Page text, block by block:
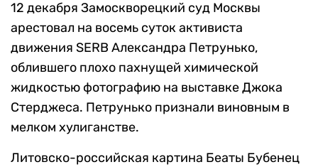
12 декабря Замоскворецкий суд Москвы
арестовал на восемь суток активиста
движения SERB Александра Петрунько,
облившего плохо пахнущей химической
жидкостью фотографию на выставке Джока
Стерджеса. Петрунько признали виновным в
мелком хулиганстве.
Литовско-российская картина Беаты Бубенец